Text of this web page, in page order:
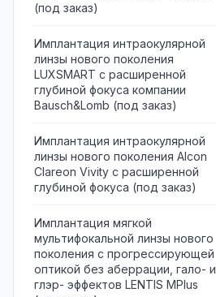
(под заказ)
Имплантация интраокулярной
линзы нового поколения
LUXSMART с расширенной
глубиной фокуса компании
Bausсh&Lomb (под заказ)
Имплантация интраокулярной
линзы нового поколения Alcon
Clareon Vivity с расширенной
глубиной фокуса (под заказ)
Имплантация мягкой
мультифокальной линзы нового
поколения с прогрессирующей
оптикой без аберрации, гало- и
глэр- эффектов LENTIS MPlus